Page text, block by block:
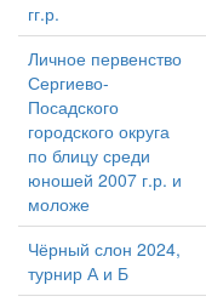
гг.р.
Личное первенство
Сергиево-
Посадского
городского округа
по блицу среди
юношей 2007 г.р. и
моложе
Чёрный слон 2024,
турнир А и Б